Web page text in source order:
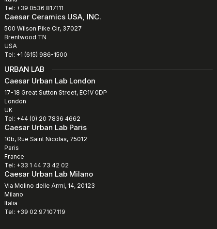
Tel: +39 0536 817111
Caesar Ceramics USA, INC.
500 Wilson Pike Cir, 37027
Brentwood TN
USA
Tel: +1 (615) 986-1500
URBAN LAB
Caesar Urban Lab London
17-18 Great Sutton Street, EC1V 0DP
London
UK
Tel: +44 (0) 20 7836 4662
Caesar Urban Lab Paris
10b, Rue Saint Nicolas, 75012
Paris
France
Tel: +33 1 44 73 42 02
Caesar Urban Lab Milano
Via Molino delle Armi, 14, 20123
Milano
Italia
Tel: +39 02 97107119